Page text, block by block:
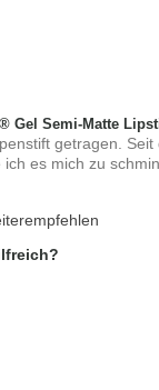
Gel Semi-Matte
getragen. Seit
es mich zu